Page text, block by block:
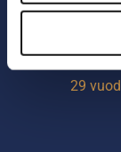
Muoviset
29